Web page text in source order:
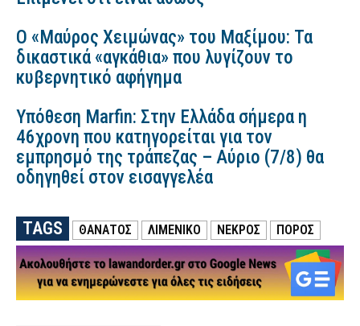
Ο «Μαύρος Χειμώνας» του Μαξίμου: Τα
δικαστικά «αγκάθια» που λυγίζουν το
κυβερνητικό αφήγημα
Υπόθεση Marfin: Στην Ελλάδα σήμερα η
46χρονη που κατηγορείται για τον
εμπρησμό της τράπεζας – Αύριο (7/8) θα
οδηγηθεί στον εισαγγελέα
TAGS ΘΑΝΑΤΟΣ ΛΙΜΕΝΙΚΟ ΝΕΚΡΟΣ ΠΟΡΟΣ